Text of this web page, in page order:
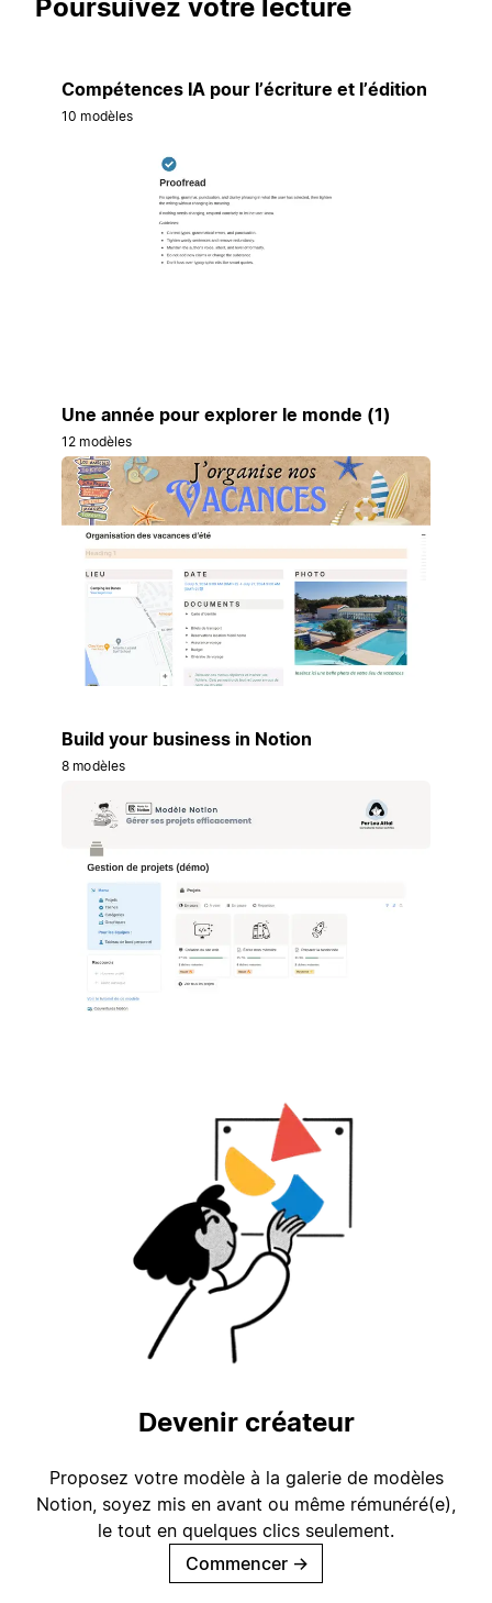
Poursuivez votre lecture
Compétences IA pour l’écriture et l’édition
10 modèles
Une année pour explorer le monde (1)
12 modèles
Build your business in Notion
8 modèles
Devenir créateur
Proposez votre modèle à la galerie de modèles
Notion, soyez mis en avant ou même rémunéré(e),
le tout en quelques clics seulement.
Commencer →